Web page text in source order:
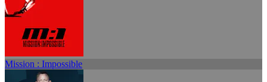
Mission : Impossible